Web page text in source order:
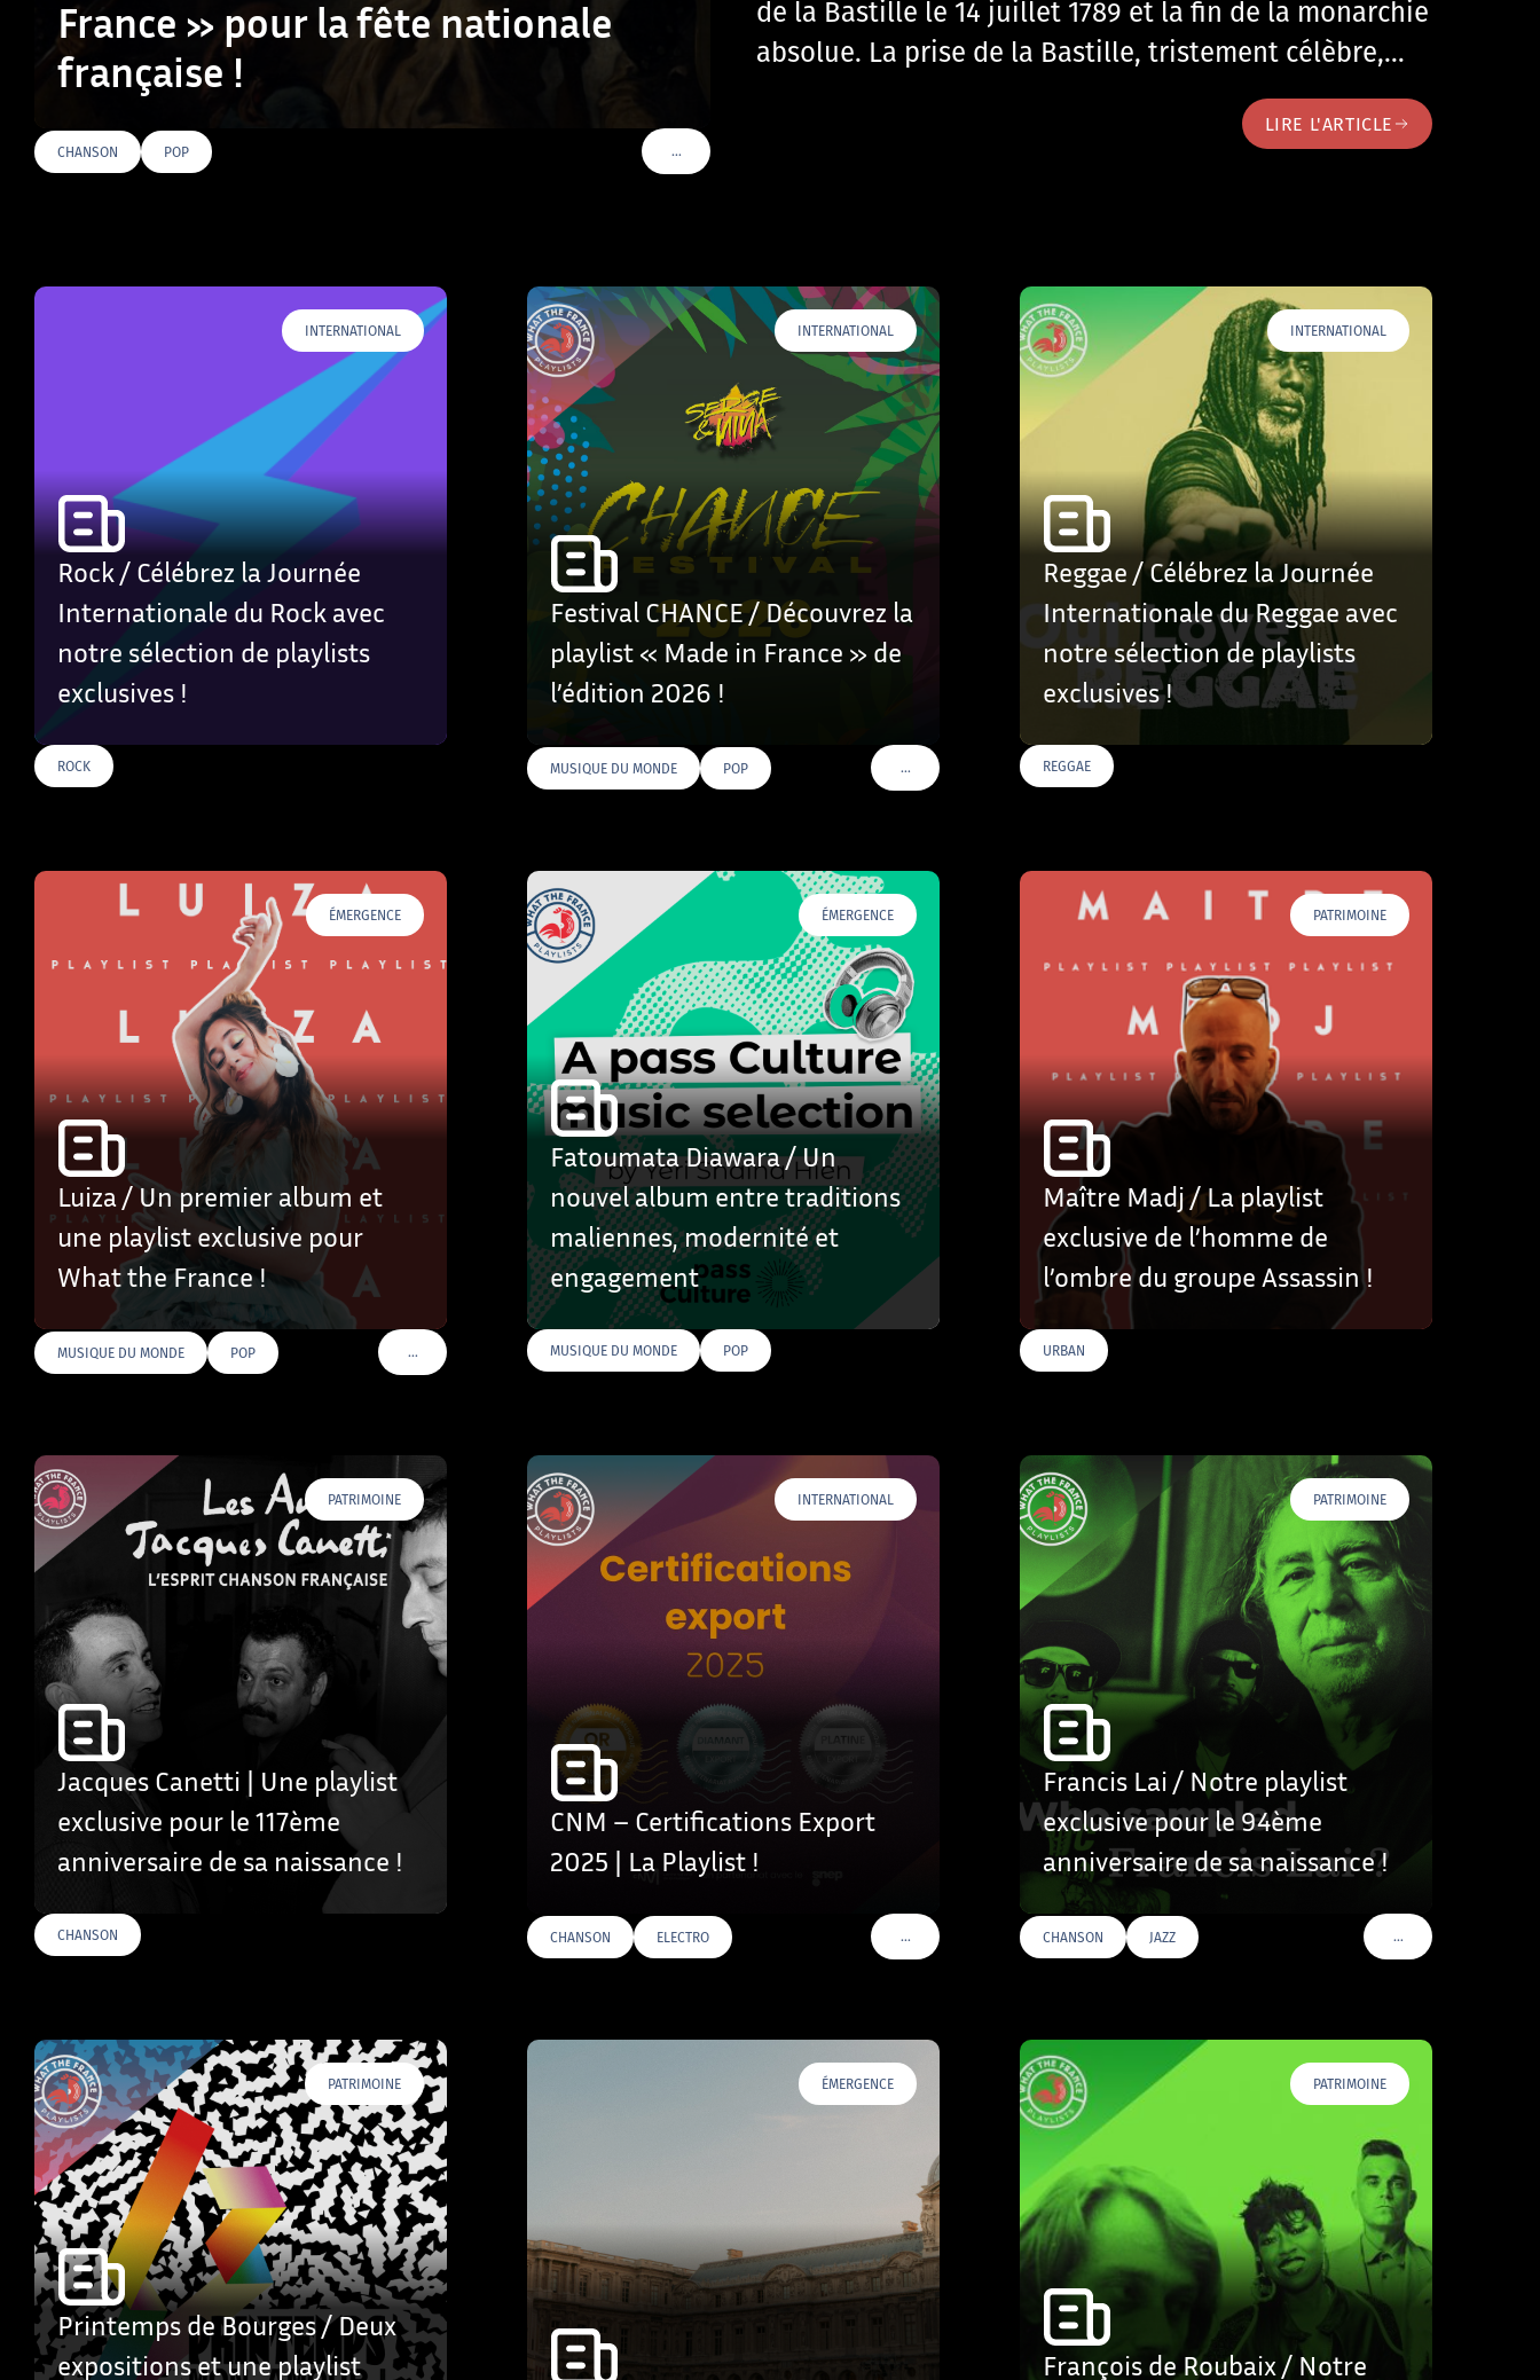
France » pour la fête nationale
française !
CHANSON POP …VOIR PLUS DE TAGS
de la Bastille le 14 juillet 1789 et la fin de la monarchie
absolue. La prise de la Bastille, tristement célèbre,…
LIRE L'ARTICLE
INTERNATIONAL
Rock / Célébrez la Journée
Internationale du Rock avec
notre sélection de playlists
exclusives !
ROCK
INTERNATIONAL
Festival CHANCE / Découvrez la
playlist « Made in France » de
l’édition 2026 !
MUSIQUE DU MONDE POP …VOIR PLUS DE TAGS
INTERNATIONAL
Reggae / Célébrez la Journée
Internationale du Reggae avec
notre sélection de playlists
exclusives !
REGGAE
ÉMERGENCE
Luiza / Un premier album et
une playlist exclusive pour
What the France !
MUSIQUE DU MONDE POP …VOIR PLUS DE TAGS
ÉMERGENCE
Fatoumata Diawara / Un
nouvel album entre traditions
maliennes, modernité et
engagement
MUSIQUE DU MONDE POP
PATRIMOINE
Maître Madj / La playlist
exclusive de l’homme de
l’ombre du groupe Assassin !
URBAN
PATRIMOINE
Jacques Canetti | Une playlist
exclusive pour le 117ème
anniversaire de sa naissance !
CHANSON
INTERNATIONAL
CNM – Certifications Export
2025 | La Playlist !
CHANSON ELECTRO …VOIR PLUS DE TAGS
PATRIMOINE
Francis Lai / Notre playlist
exclusive pour le 94ème
anniversaire de sa naissance !
CHANSON JAZZ …VOIR PLUS DE TAGS
PATRIMOINE
Printemps de Bourges / Deux
expositions et une playlist
ÉMERGENCE PATRIMOINE
François de Roubaix / Notre